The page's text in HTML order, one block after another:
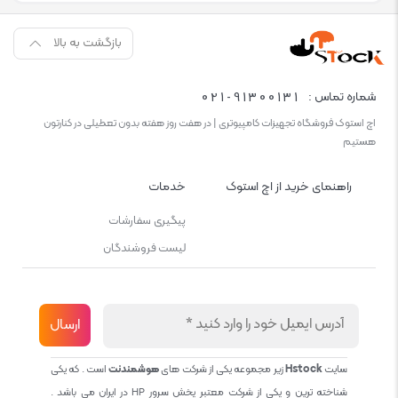
بازگشت به بالا
شماره تماس : 021-91300131
اچ استوک فروشگاه تجهیزات کامپیوتری | در هفت روز هفته بدون تعطیلی در کنارتون
هستیم
راهنمای خرید از اچ استوک خدمات
پیگیری سفارشات
لیست فروشندگان
سایتHstockزیر مجموعه یکی از شرکت هایهوشمندنتاست . که یکی
شناخته ترین و یکی از شرکت معتبر پخش سرور HP در ایران می باشد .